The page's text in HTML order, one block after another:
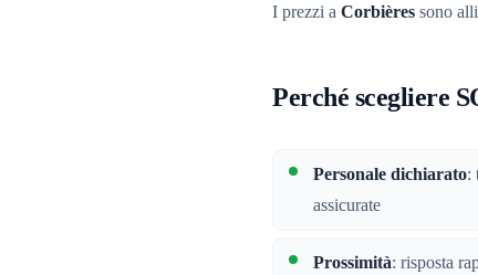
I prezzi a Corbières sono
Perché scegliere
Personale dichiarato:
assicurate
Prossimità: risposta